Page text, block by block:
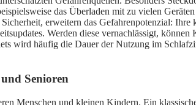
das Überladen mit zu vielen
erweitern das Gefahrenpotenzial:
Werden diese vernachlässigt,
wird häufig die Dauer der Nutzung im
Senioren
Menschen und kleinen Kindern. Ein